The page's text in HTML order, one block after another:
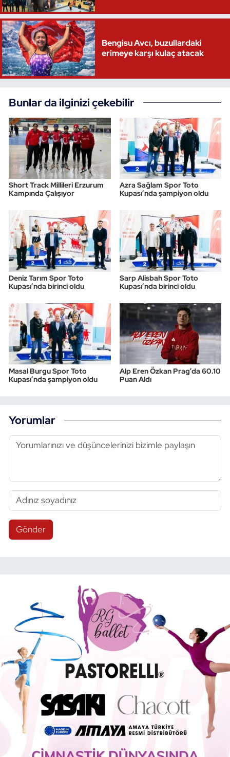
Bengisu Avcı, buzullardaki
erimeye karşı kulaç atacak
Bunlar da ilginizi çekebilir
Short Track Millileri Erzurum
Kampında Çalışıyor
Azra Sağlam Spor Toto
Kupası’nda şampiyon oldu
Deniz Tarım Spor Toto
Kupası’nda birinci oldu
Sarp Alisbah Spor Toto
Kupası’nda birinci oldu
Masal Burgu Spor Toto
Kupası’nda şampiyon oldu
Alp Eren Özkan Prag’da 60.10
Puan Aldı
Yorumlar
Gönder